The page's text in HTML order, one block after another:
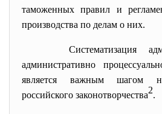
таможенных правил и
производства по делам о них.
Систематизация
административно
является важным шагом
российского законотворчества2.